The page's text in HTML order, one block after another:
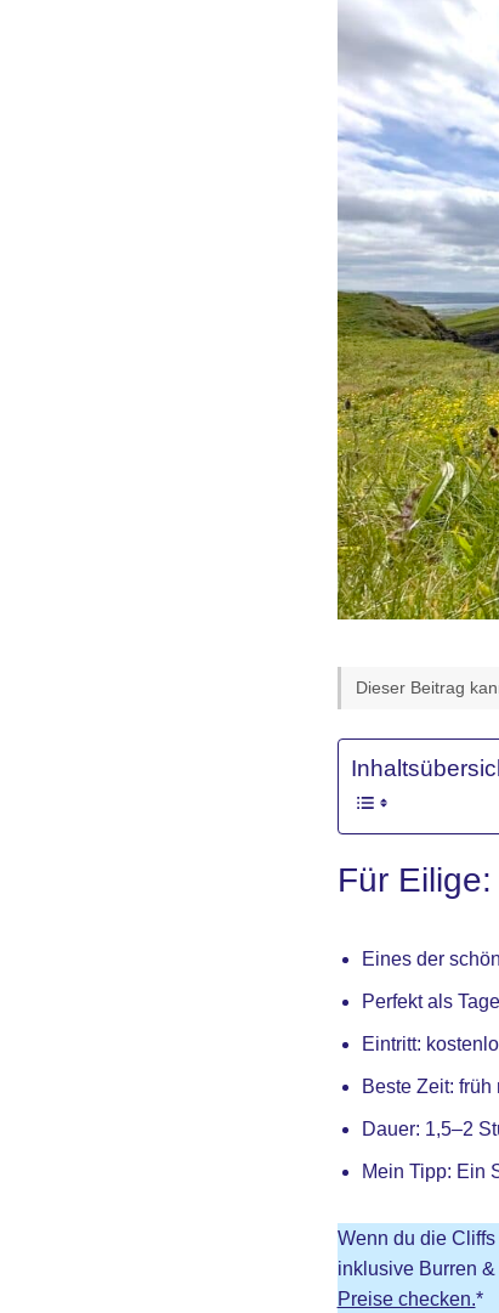
Dieser Beitrag
Für
Eines der
Perfekt als
Eintritt:
Beste Zeit:
Dauer: 1,5–2
Mein Tipp: Ein
Wenn du die
inklusive Burren
Preise checken.*